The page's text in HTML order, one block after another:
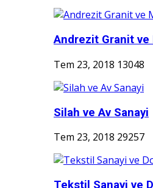
Andrezit Granit ve
Tem 23, 2018 13048
Silah ve Av Sanayi
Tem 23, 2018 29257
Tekstil Sanayi ve